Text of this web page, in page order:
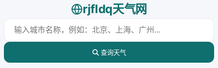
rjfldq天气网
查询天气